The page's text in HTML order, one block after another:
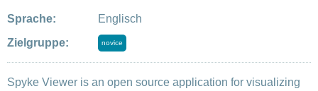
Sprache:
Englisch
Zielgruppe:
novice
Spyke Viewer is an open source application for visualizing